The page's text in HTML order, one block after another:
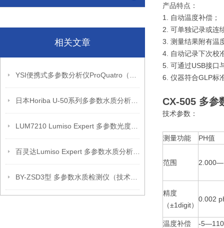
相关文章
产品特点：
1. 自动温度补偿；
2. 可单独记录或连
3. 测量结果附有温
4. 自动记录下次校
5. 可通过USB接口
6. 仪器符合GLP标
CX-505 多参
技术参数：
测量功能 PH值
范围
精度
（±1digit）
0.002
温度补偿
-